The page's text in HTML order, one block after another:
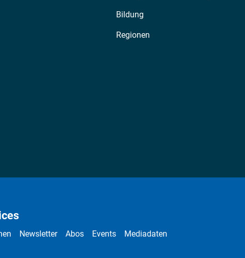
Bildung
Regionen
Newsletter Abos Events Mediadaten